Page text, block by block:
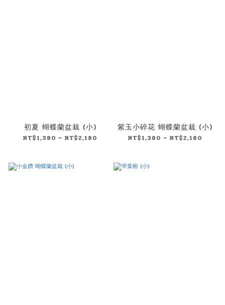
初夏 蝴蝶蘭盆栽 (小)
NT$1,380 ~ NT$2,180
紫玉小碎花 蝴蝶蘭盆栽 (小)
NT$1,380 ~ NT$2,180